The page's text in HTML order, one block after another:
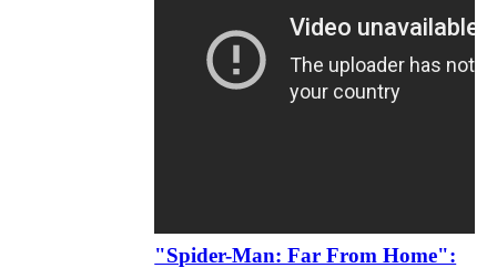
"Spider-Man: Far From Home":